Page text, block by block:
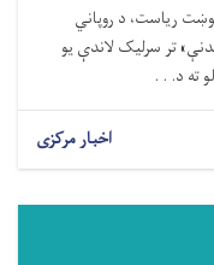
ریاست، د روپاني
تر سرلیک لاندې یو
ته د. . .
اخبار مرکزی